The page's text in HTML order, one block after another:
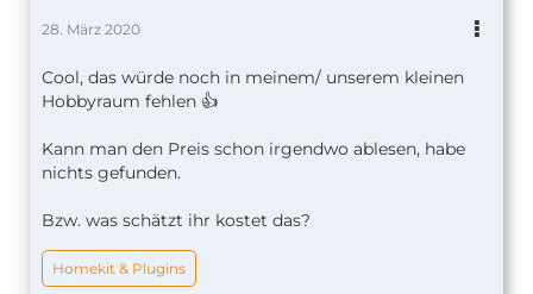
28. März 2020
Cool, das würde noch in meinem/ unserem kleinen
Hobbyraum fehlen 👍
Kann man den Preis schon irgendwo ablesen, habe
nichts gefunden.
Bzw. was schätzt ihr kostet das?
Homekit & Plugins